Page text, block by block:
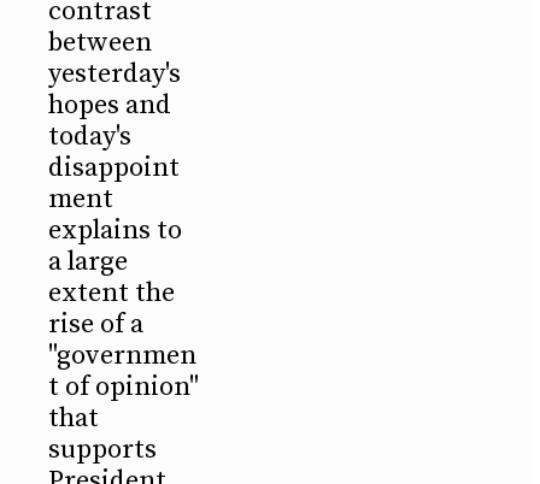
contrast
between
yesterday's
hopes and
today's
disappoint
ment
explains to
a large
extent the
rise of a
"governmen
t of opinion"
that
supports